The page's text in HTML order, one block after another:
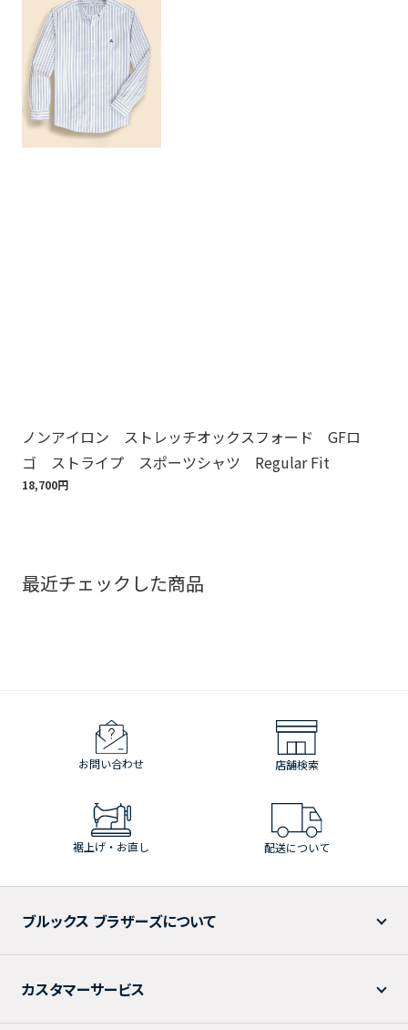
ノンアイロン ストレッチオックスフォード GFロ
ゴ ストライプ スポーツシャツ Regular Fit
18,700円
最近チェックした商品
お問い合わせ 店舗検索
裾上げ・お直し 配送について
ブルックス ブラザーズについて
カスタマーサービス